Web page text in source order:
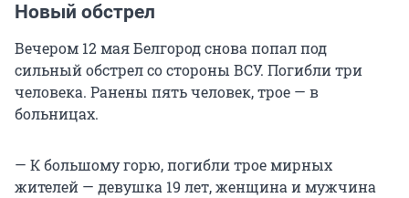
Новый обстрел
Вечером 12 мая Белгород снова попал под
сильный обстрел со стороны ВСУ. Погибли три
человека. Ранены пять человек, трое — в
больницах.
— К большому горю, погибли трое мирных
жителей — девушка 19 лет, женщина и мужчина